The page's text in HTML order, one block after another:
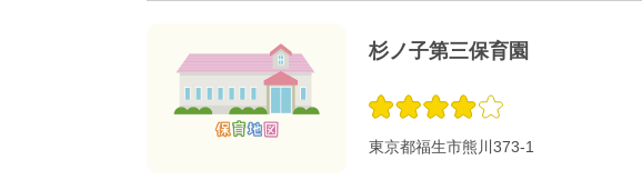
杉ノ子第三保育園
東京都福生市熊川373-1